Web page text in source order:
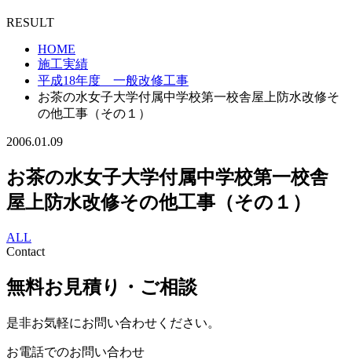
RESULT
HOME
施工実績
平成18年度 一般改修工事
お茶の水女子大学付属中学校第一校舎屋上防水改修そ
の他工事（その１）
2006.01.09
お茶の水女子大学付属中学校第一校舎
屋上防水改修その他工事（その１）
ALL
Contact
無料お見積り・ご相談
是非お気軽にお問い合わせください。
お電話でのお問い合わせ